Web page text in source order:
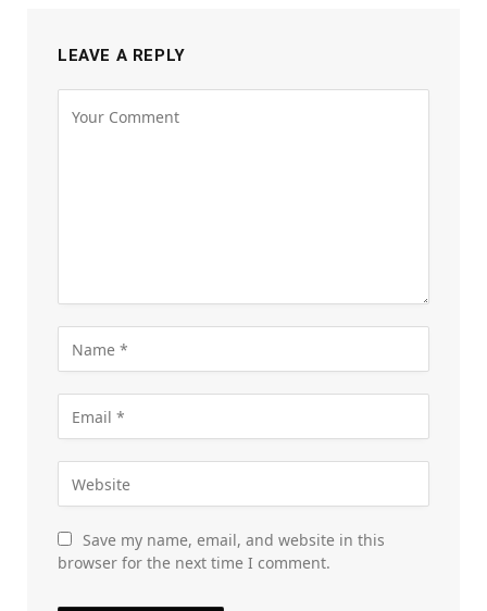
LEAVE A REPLY
Save my name, email, and website in this
browser for the next time I comment.